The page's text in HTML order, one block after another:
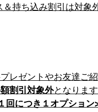
持ち込み割引は対象
レゼントやお友達ご
割引対象外となります
回につき１オプション